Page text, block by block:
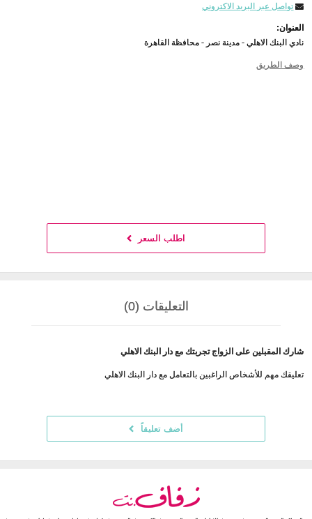
تواصل عبر البريد الاكتروني
العنوان:
نادي البنك الاهلي - مدينة نصر - محافظة القاهرة
وصف الطريق
اطلب السعر
التعليقات (0)
شارك المقبلين على الزواج تجربتك مع دار البنك الاهلي
تعليقك مهم للأشخاص الراغبين بالتعامل مع دار البنك الاهلي
أضف تعليقاً